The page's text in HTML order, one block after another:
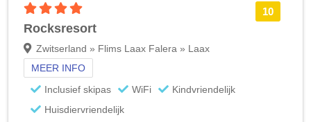
10
Rocksresort
Zwitserland » Flims Laax Falera » Laax
MEER INFO
Inclusief skipas
WiFi
Kindvriendelijk
Huisdiervriendelijk